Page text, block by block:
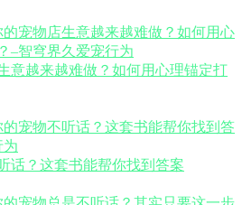
意越来越难做？如何用心理锚定打
话？这套书能帮你找到答案